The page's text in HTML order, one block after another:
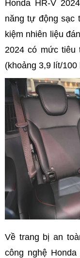
Honda HR-V
năng tự động sạc
kiệm nhiên liệu
2024 có mức tiêu
(khoảng 3,9 lít/100
Về trang bị an
công nghệ